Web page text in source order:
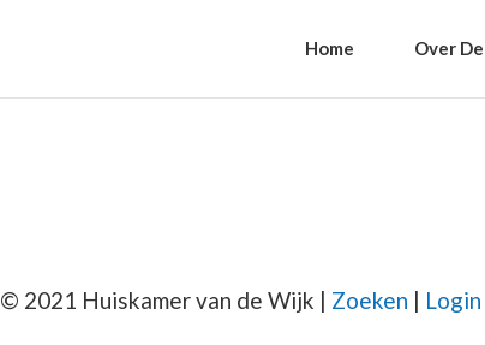
Home Over
© 2021 Huiskamer van de Wijk | Zoeken | Login